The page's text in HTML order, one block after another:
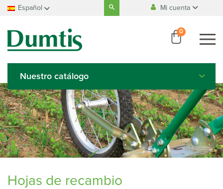
Español
Nederlands
Español
Search
for:
Mi cuenta
0
Pago 100% seguro
Nuestro catálogo
Hojas de recambio